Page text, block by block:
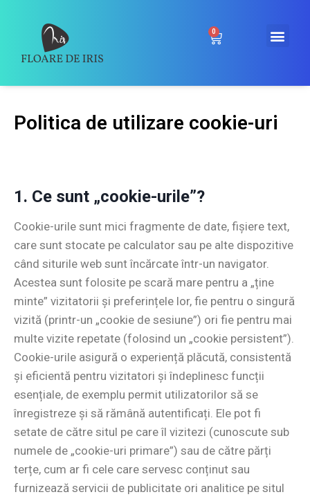
0
Politica de utilizare cookie-uri
1. Ce sunt „cookie-urile”?
Cookie-urile sunt mici fragmente de date, fișiere text,
care sunt stocate pe calculator sau pe alte dispozitive
când siturile web sunt încărcate într-un navigator.
Acestea sunt folosite pe scară mare pentru a „ține
minte” vizitatorii și preferințele lor, fie pentru o singură
vizită (printr-un „cookie de sesiune”) ori fie pentru mai
multe vizite repetate (folosind un „cookie persistent”).
Cookie-urile asigură o experiență plăcută, consistentă
și eficientă pentru vizitatori și îndeplinesc funcții
esențiale, de exemplu permit utilizatorilor să se
înregistreze și să rămână autentificați. Ele pot fi
setate de către situl pe care îl vizitezi (cunoscute sub
numele de „cookie-uri primare”) sau de către părți
terțe, cum ar fi cele care servesc conținut sau
furnizează servicii de publicitate ori analitice pe situl